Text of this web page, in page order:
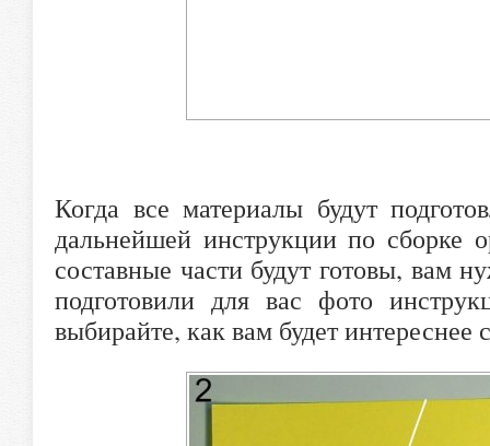
Когда все материалы будут
дальнейшей инструкции по сборке
составные части будут готовы, вам
подготовили для вас фото
выбирайте, как вам будет интереснее